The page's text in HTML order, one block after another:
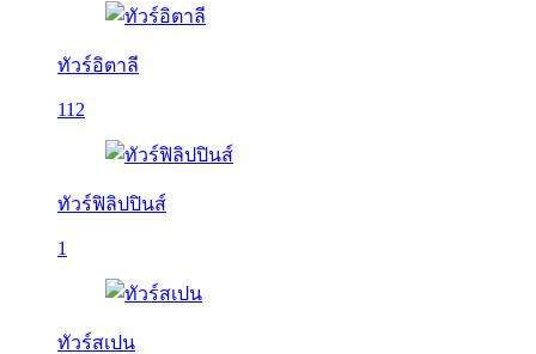
ทัวร์อิตาลี
112
ทัวร์ฟิลิปปินส์
1
ทัวร์สเปน